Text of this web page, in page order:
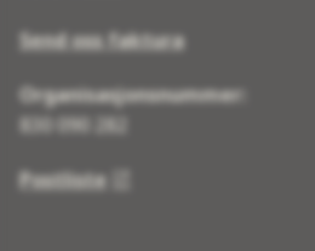
Send oss faktura
Organisasjonsnummer:
830 090 282
Postliste